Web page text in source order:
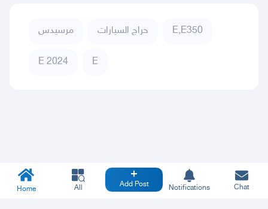
مرسيدس حراج السيارات E,E350
E 2024 E
Home All Add Post Notifications Chat